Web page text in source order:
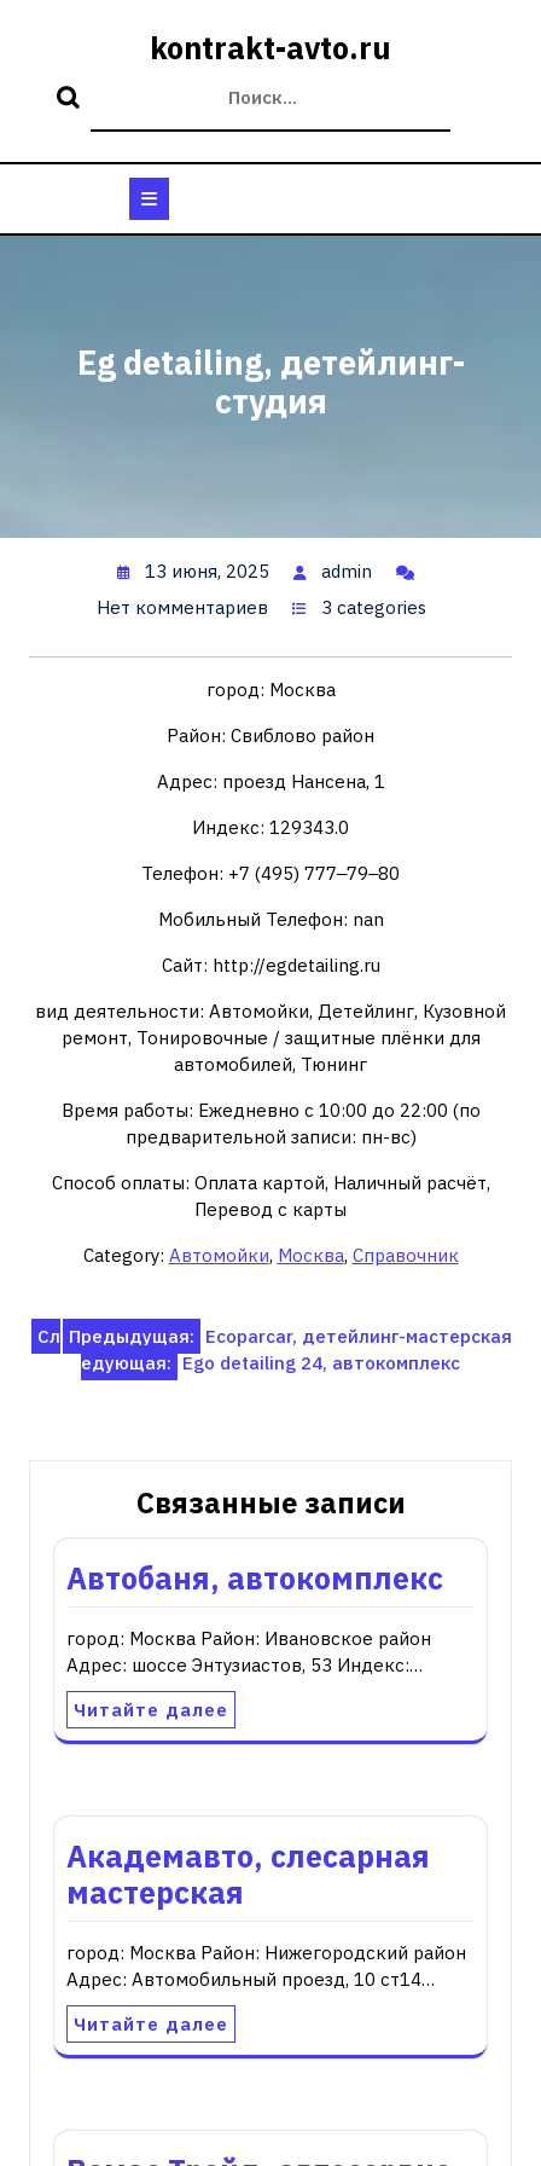
kontrakt-avto.ru
Eg detailing, детейлинг-
студия
13 июня, 2025
admin
Нет комментариев
3 categories
город: Москва
Район: Свиблово район
Адрес: проезд Нансена, 1
Индекс: 129343.0
Телефон: +7 (495) 777‒79‒80
Мобильный Телефон: nan
Сайт: http://egdetailing.ru
вид деятельности: Автомойки, Детейлинг, Кузовной
ремонт, Тонировочные / защитные плёнки для
автомобилей, Тюнинг
Время работы: Ежедневно с 10:00 до 22:00 (по
предварительной записи: пн-вс)
Способ оплаты: Оплата картой, Наличный расчёт,
Перевод с карты
Category: Автомойки, Москва, Справочник
Навигация
Предыдущая: Ecoparcar, детейлинг-мастерская
Сл
едующая: Ego detailing 24, автокомплекс
Связанные записи
Автобаня, автокомплекс
город: Москва Район: Ивановское район
Адрес: шоссе Энтузиастов, 53 Индекс:…
Читайте далее
Академавто, слесарная
мастерская
город: Москва Район: Нижегородский район
Адрес: Автомобильный проезд, 10 ст14…
Читайте далее